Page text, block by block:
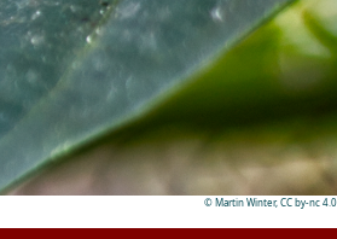
© Martin Winter, CC by-nc 4.0